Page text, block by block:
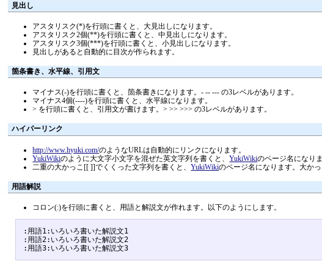
見出し
アスタリスク(*)を行頭に書くと、大見出しになります。
アスタリスク2個(**)を行頭に書くと、中見出しになります。
アスタリスク3個(***)を行頭に書くと、小見出しになります。
見出しがあると自動的に目次が作られます。
箇条書き、水平線、引用文
マイナス(-)を行頭に書くと、箇条書きになります。- -- --- の3レベルがあります。
マイナス4個(----)を行頭に書くと、水平線になります。
> を行頭に書くと、引用文が書けます。> >> >>> の3レベルがあります。
ハイパーリンク
http://www.hyuki.com/のようなURLは自動的にリンクになります。
YukiWikiのように大文字小文字を混ぜた英文字列を書くと、YukiWikiのページ名になりま
二重の大かっこ[[ ]]でくくった文字列を書くと、YukiWikiのページ名になります。大か
用語解説
コロン(:)を行頭に書くと、用語と解説文が作れます。以下のようにします。
:用語1:いろいろ書いた解説文1
:用語2:いろいろ書いた解説文2